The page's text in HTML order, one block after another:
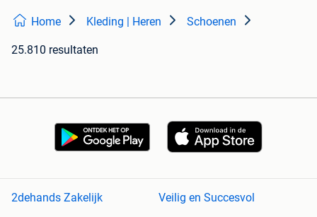
Home Kleding | Heren Schoenen
25.810 resultaten
2dehands Zakelijk
Veilig en Succesvol